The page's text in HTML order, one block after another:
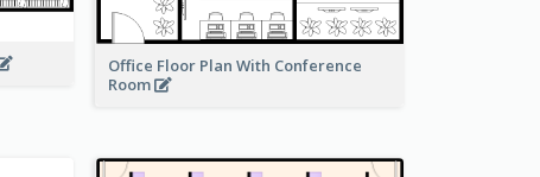
Office Floor Plan With Conference
Room